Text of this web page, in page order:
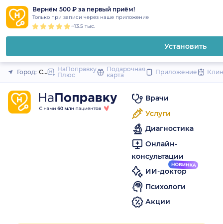
Вернём 500 ₽ за первый приём!
Только при записи через наше приложение
~13.5 тыс.
Установить
Закрыть
Город: Санкт-Петербург
НаПоправку
Плюс
Подарочная
карта
Приложение
Врачи
Услуги
Диагностика
Онлайн-
консультации
ИИ-доктор
Психологи
Акции